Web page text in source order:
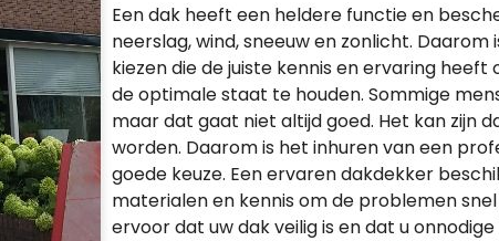
Een dak heeft een heldere functie en
neerslag, wind, sneeuw en zonlicht.
kiezen die de juiste kennis en ervaring
de optimale staat te houden. Sommige
maar dat gaat niet altijd goed. Het kan zijn
worden. Daarom is het inhuren van een
goede keuze. Een ervaren dakdekker
materialen en kennis om de problemen
ervoor dat uw dak veilig is en dat u